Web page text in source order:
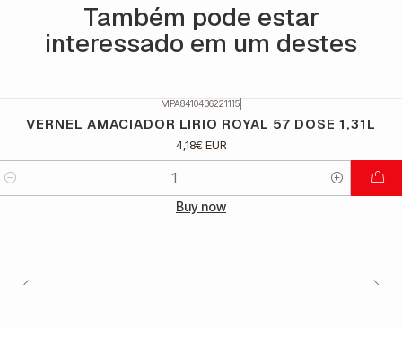
Também pode estar
interessado em um destes
MPA8410436221115|
VERNEL AMACIADOR LIRIO ROYAL 57 DOSE 1,31L
4,18€ EUR
Buy now